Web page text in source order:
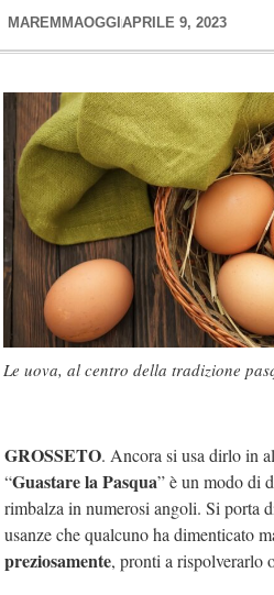
MAREMMAOGGI APRILE 9, 2023
Le uova, al centro della tradizione
GROSSETO. Ancora si usa dirlo in
“Guastare la Pasqua” è un modo di
rimbalza in numerosi angoli. Si porta
usanze che qualcuno ha dimenticato
preziosamente, pronti a rispolverarlo